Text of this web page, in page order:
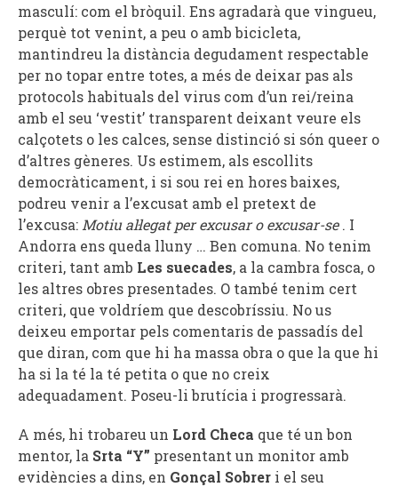
masculí: com el bròquil. Ens agradarà que vingueu,
perquè tot venint, a peu o amb bicicleta,
mantindreu la distància degudament respectable
per no topar entre totes, a més de deixar pas als
protocols habituals del virus com d’un rei/reina
amb el seu ‘vestit’ transparent deixant veure els
calçotets o les calces, sense distinció si són queer o
d’altres gèneres. Us estimem, als escollits
democràticament, i si sou rei en hores baixes,
podreu venir a l’excusat amb el pretext de
l’excusa: Motiu al·legat per excusar o excusar-se. I
Andorra ens queda lluny … Ben comuna. No tenim
criteri, tant amb Les suecades, a la cambra fosca, o
les altres obres presentades. O també tenim cert
criteri, que voldríem que descobríssiu. No us
deixeu emportar pels comentaris de passadís del
que diran, com que hi ha massa obra o que la que hi
ha si la té la té petita o que no creix
adequadament. Poseu-li brutícia i progressarà.
A més, hi trobareu un Lord Checa que té un bon
mentor, la Srta “Y” presentant un monitor amb
evidències a dins, en Gonçal Sobrer i el seu